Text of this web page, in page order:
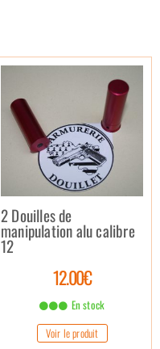
2 Douilles de
manipulation alu calibre
12
12.00€
En stock
Voir le produit